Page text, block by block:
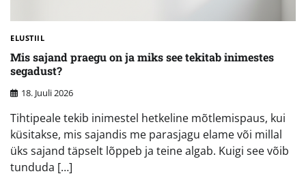
ELUSTIIL
Mis sajand praegu on ja miks see tekitab inimestes
segadust?
18. Juuli 2026
Tihtipeale tekib inimestel hetkeline mõtlemispaus, kui
küsitakse, mis sajandis me parasjagu elame või millal
üks sajand täpselt lõppeb ja teine algab. Kuigi see võib
tunduda […]